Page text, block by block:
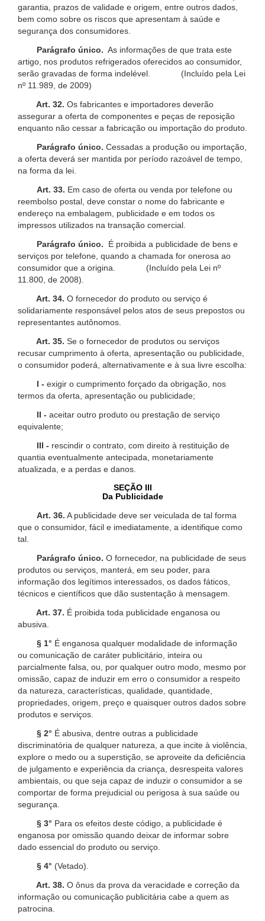
garantia, prazos de validade e origem, entre outros dados,
bem como sobre os riscos que apresentam à saúde e
segurança dos consumidores.
Parágrafo único. As informações de que trata este
artigo, nos produtos refrigerados oferecidos ao consumidor,
serão gravadas de forma indelével. (Incluído pela Lei
nº 11.989, de 2009)
Art. 32. Os fabricantes e importadores deverão
assegurar a oferta de componentes e peças de reposição
enquanto não cessar a fabricação ou importação do produto.
Parágrafo único. Cessadas a produção ou importação,
a oferta deverá ser mantida por período razoável de tempo,
na forma da lei.
Art. 33. Em caso de oferta ou venda por telefone ou
reembolso postal, deve constar o nome do fabricante e
endereço na embalagem, publicidade e em todos os
impressos utilizados na transação comercial.
Parágrafo único.
É proibida a publicidade de bens e
serviços por telefone, quando a chamada for onerosa ao
consumidor que a origina. (Incluído pela Lei nº
11.800, de 2008).
Art. 34. O fornecedor do produto ou serviço é
solidariamente responsável pelos atos de seus prepostos ou
representantes autônomos.
Art. 35. Se o fornecedor de produtos ou serviços
recusar cumprimento à oferta, apresentação ou publicidade,
o consumidor poderá, alternativamente e à sua livre escolha:
I - exigir o cumprimento forçado da obrigação, nos
termos da oferta, apresentação ou publicidade;
II - aceitar outro produto ou prestação de serviço
equivalente;
III - rescindir o contrato, com direito à restituição de
quantia eventualmente antecipada, monetariamente
atualizada, e a perdas e danos.
SEÇÃO III
Da Publicidade
Art. 36. A publicidade deve ser veiculada de tal forma
que o consumidor, fácil e imediatamente, a identifique como
tal.
Parágrafo único. O fornecedor, na publicidade de seus
produtos ou serviços, manterá, em seu poder, para
informação dos legítimos interessados, os dados fáticos,
técnicos e científicos que dão sustentação à mensagem.
Art. 37. É proibida toda publicidade enganosa ou
abusiva.
§ 1° É enganosa qualquer modalidade de informação
ou comunicação de caráter publicitário, inteira ou
parcialmente falsa, ou, por qualquer outro modo, mesmo por
omissão, capaz de induzir em erro o consumidor a respeito
da natureza, características, qualidade, quantidade,
propriedades, origem, preço e quaisquer outros dados sobre
produtos e serviços.
§ 2° É abusiva, dentre outras a publicidade
discriminatória de qualquer natureza, a que incite à violência,
explore o medo ou a superstição, se aproveite da deficiência
de julgamento e experiência da criança, desrespeita valores
ambientais, ou que seja capaz de induzir o consumidor a se
comportar de forma prejudicial ou perigosa à sua saúde ou
segurança.
§ 3° Para os efeitos deste código, a publicidade é
enganosa por omissão quando deixar de informar sobre
dado essencial do produto ou serviço.
§ 4° (Vetado).
Art. 38. O ônus da prova da veracidade e correção da
informação ou comunicação publicitária cabe a quem as
patrocina.